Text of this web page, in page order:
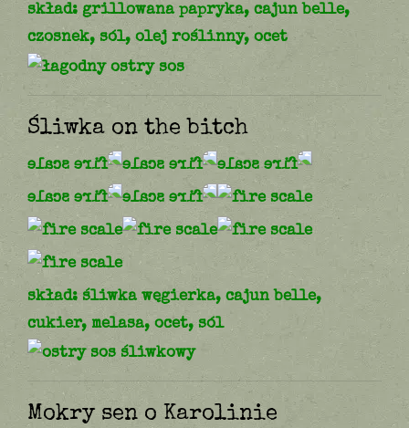
skład: grillowana papryka, cajun belle,
czosnek, sól, olej roślinny, ocet
Śliwka on the bitch
skład: śliwka węgierka, cajun belle,
cukier, melasa, ocet, sól
Mokry sen o Karolinie